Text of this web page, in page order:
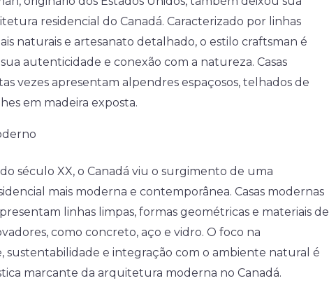
residencial do Canadá. Caracterizado por linhas
naturais e artesanato detalhado, o estilo craftsman é
autenticidade e conexão com a natureza. Casas
vezes apresentam alpendres espaçosos, telhados de
em madeira exposta.
século XX, o Canadá viu o surgimento de uma
mais moderna e contemporânea. Casas modernas
linhas limpas, formas geométricas e materiais de
como concreto, aço e vidro. O foco na
sustentabilidade e integração com o ambiente natural é
marcante da arquitetura moderna no Canadá.